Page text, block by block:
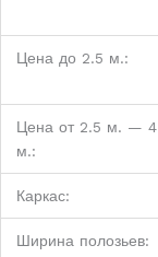
Цена до 2.5 м.:
Цена от 2.5 м. — 4
м.:
Каркас:
Ширина полозьев: